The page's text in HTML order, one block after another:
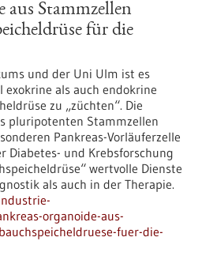
aus Stammzellen
für die
und der Uni Ulm ist es
als auch endokrine
zu „züchten“. Die
pluripotenten Stammzellen
Pankreas-Vorläuferzelle
Diabetes- und Krebsforschung
wertvolle Dienste
als auch in der Therapie.
organoide-aus-
fuer-die-